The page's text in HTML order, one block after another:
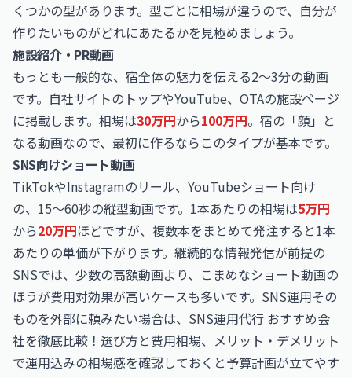
くつかの型があります。型ごとに相場が違うので、自分が
作りたいものがどれにあたるかを見極めましょう。
施設紹介・PR動画
もっとも一般的な、宿全体の魅力を伝える2〜3分の動画
です。自社サイトのトップやYouTube、OTAの施設ページ
に掲載します。相場は30万円から100万円。宿の「顔」と
なる動画なので、最初に作るならこのタイプが基本です。
SNS向けショート動画
TikTokやInstagramのリール、YouTubeショート向け
の、15〜60秒の縦型動画です。1本あたりの相場は5万円
から20万円ほどですが、複数本をまとめて発注すると1本
あたりの単価が下がります。継続的な情報発信が前提の
SNSでは、少数の高額動画より、こまめなショート動画の
ほうが費用対効果が高いケースも多いです。SNS運用その
ものを外部に頼みたい場合は、 SNS運用代行 おすすめ会
社を徹底比較！選び方と費用相場、メリット・デメリット
で運用込みの相場感を確認しておくと予算計画が立てやす